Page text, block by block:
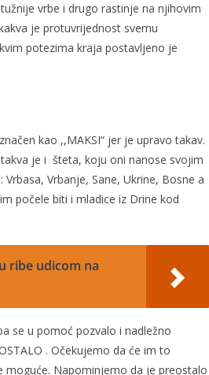
vrbe i drugo rastinje na njihovim
je protuvrijednost svemu
potezima kraja postavljeno je
kao ,,MAKSI“ jer je upravo takav.
je i šteta, koju oni nanose svojim
Vrbanje, Sane, Ukrine, Bosne a
počele biti i mladice iz Drine kod
ribe udicom na
se u pomoć pozvalo i nadležno
. Očekujemo da će im to
Napominjemo da je preostalo